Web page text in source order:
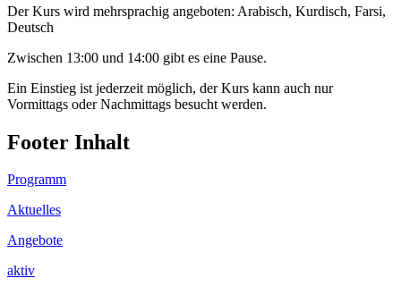
Der Kurs wird mehrsprachig angeboten: Arabisch, Kurdisch, Farsi,
Deutsch
Zwischen 13:00 und 14:00 gibt es eine Pause.
Ein Einstieg ist jederzeit möglich, der Kurs kann auch nur
Vormittags oder Nachmittags besucht werden.
Footer Inhalt
Programm
Aktuelles
Angebote
aktiv